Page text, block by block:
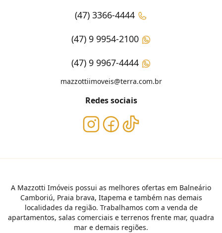
(47) 3366-4444
(47) 9 9954-2100
(47) 9 9967-4444
mazzottiimoveis@terra.com.br
Redes sociais
A Mazzotti Imóveis possui as melhores ofertas em Balneário
Camboriú, Praia brava, Itapema e também nas demais
localidades da região. Trabalhamos com a venda de
apartamentos, salas comerciais e terrenos frente mar, quadra
mar e demais regiões.